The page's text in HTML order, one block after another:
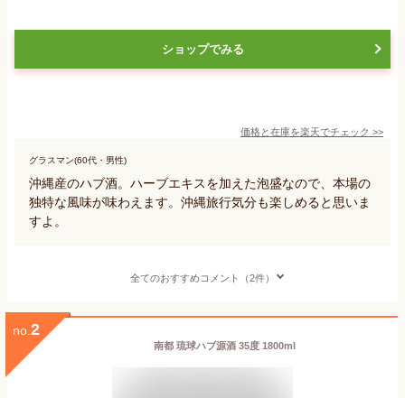
ショップでみる
価格と在庫を楽天でチェック >>
グラスマン(60代・男性)
沖縄産のハブ酒。ハーブエキスを加えた泡盛なので、本場の
独特な風味が味わえます。沖縄旅行気分も楽しめると思いま
すよ。
全てのおすすめコメント（2件）
no. 2
南都 琉球ハブ源酒 35度 1800ml